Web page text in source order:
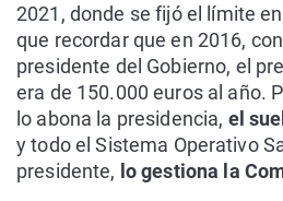
2021, donde se fijó el límite
que recordar que en 2016,
presidente del Gobierno, el
era de 150.000 euros al año.
lo abona la presidencia, el
y todo el Sistema Operativo
presidente, lo gestiona la